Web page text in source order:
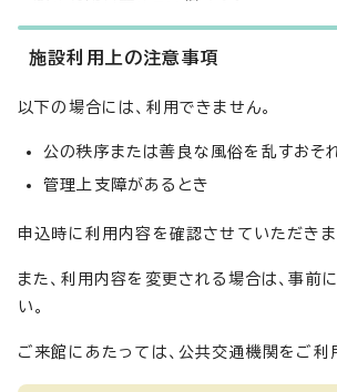
施設利用上の注意事項
以下の場合には、利用できません。
公の秩序または善良な風俗を乱すおそ
管理上支障があるとき
申込時に利用内容を確認させていただきま
また、利用内容を変更される場合は、事前
い。
ご来館にあたっては、公共交通機関をご利